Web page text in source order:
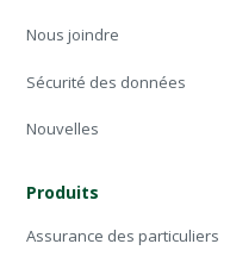
Nous joindre
Sécurité des données
Nouvelles
Produits
Assurance des particuliers